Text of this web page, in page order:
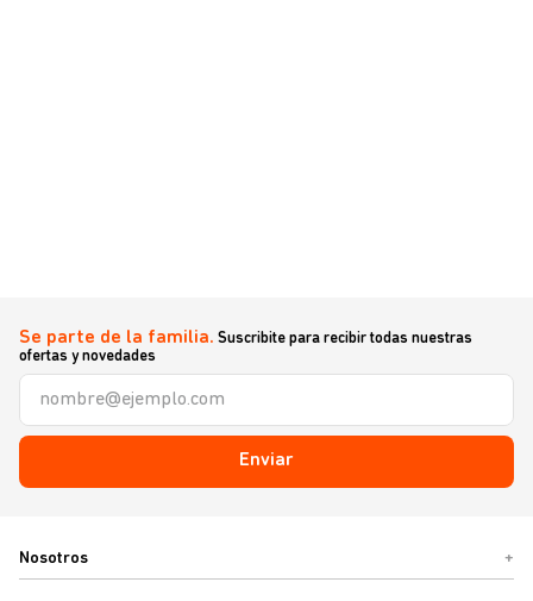
Se parte de la familia. Suscribite para recibir todas nuestras
ofertas y novedades
Enviar
Nosotros +